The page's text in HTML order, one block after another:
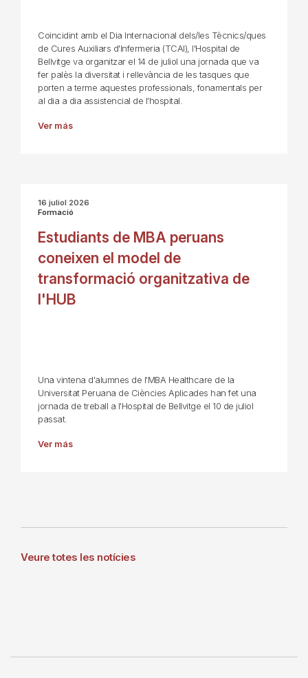
Coincidint amb el Dia Internacional dels/les Tècnics/ques
de Cures Auxiliars d'Infermeria (TCAI), l'Hospital de
Bellvitge va organitzar el 14 de juliol una jornada que va
fer palès la diversitat i rellevància de les tasques que
porten a terme aquestes professionals, fonamentals per
al dia a dia assistencial de l’hospital.
Ver más
16 juliol 2026
Formació
Estudiants de MBA peruans
coneixen el model de
transformació organitzativa de
l'HUB
Una vintena d'alumnes de l'MBA Healthcare de la
Universitat Peruana de Ciències Aplicades han fet una
jornada de treball a l'Hospital de Bellvitge el 10 de juliol
passat.
Ver más
Veure totes les notícies